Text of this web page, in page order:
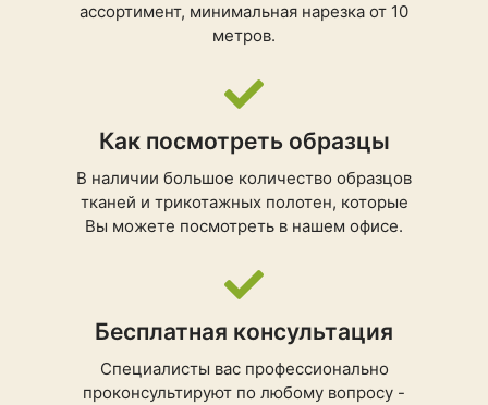
ассортимент, минимальная нарезка от 10
метров.
Как посмотреть образцы
В наличии большое количество образцов
тканей и трикотажных полотен, которые
Вы можете посмотреть в нашем офисе.
Бесплатная консультация
Специалисты вас профессионально
проконсультируют по любому вопросу -